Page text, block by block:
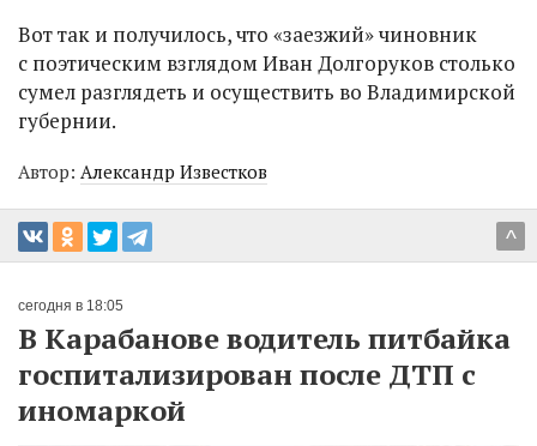
Вот так и получилось, что «заезжий» чиновник
с поэтическим взглядом Иван Долгоруков столько
сумел разглядеть и осуществить во Владимирской
губернии.
Автор: Александр Известков
^
сегодня в 18:05
В Карабанове водитель питбайка
госпитализирован после ДТП с
иномаркой